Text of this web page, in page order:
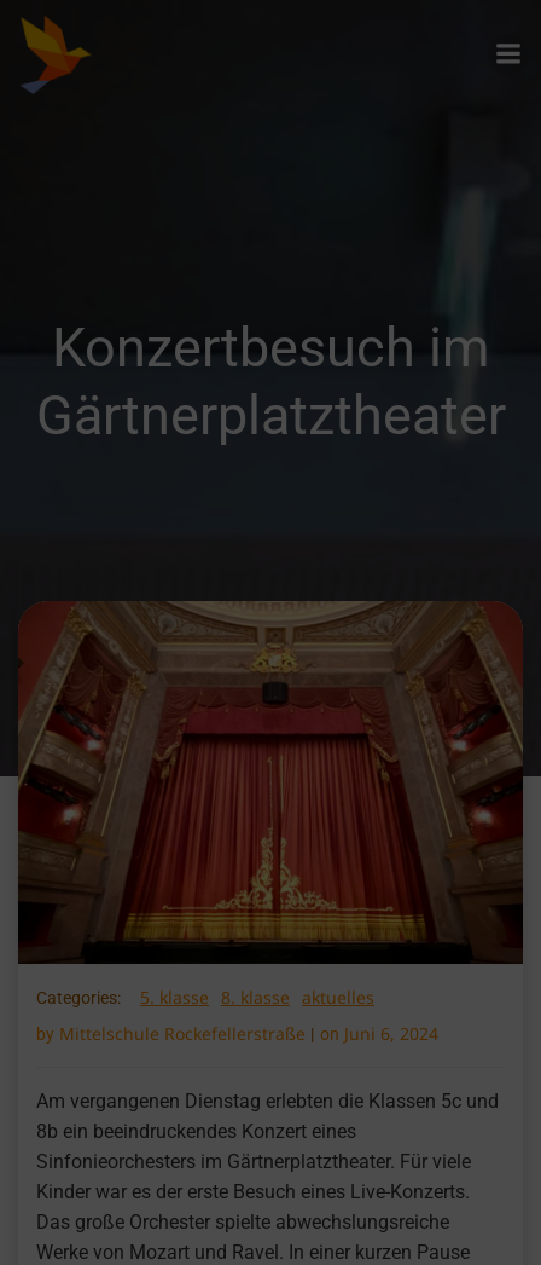
Konzertbesuch im
Gärtnerplatztheater
Categories: 5. klasse 8. klasse aktuelles
by Mittelschule Rockefellerstraße | on Juni 6, 2024
Am vergangenen Dienstag erlebten die Klassen 5c und
8b ein beeindruckendes Konzert eines
Sinfonieorchesters im Gärtnerplatztheater. Für viele
Kinder war es der erste Besuch eines Live-Konzerts.
Das große Orchester spielte abwechslungsreiche
Werke von Mozart und Ravel. In einer kurzen Pause